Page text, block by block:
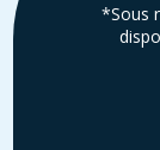
*Sous